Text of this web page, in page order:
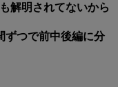
解明されてないから
ずつで前中後編に分